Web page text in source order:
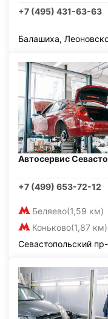
+7 (495) 431-63-63
Балашиха,
Автосервис
+7 (499) 653-72-12
Беляево(1,59 км)
Коньково(1,87 км)
Севастопольский